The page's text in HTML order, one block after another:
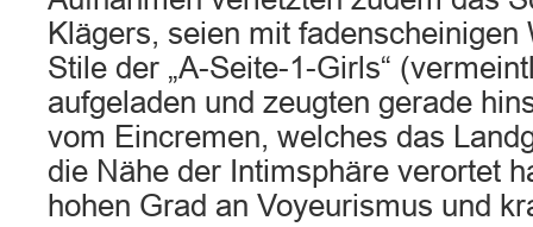
Klägers, seien mit fadenscheinigen
Stile der „A-Seite-1-Girls“
aufgeladen und zeugten gerade
vom Eincremen, welches das
die Nähe der Intimsphäre verortet
hohen Grad an Voyeurismus und